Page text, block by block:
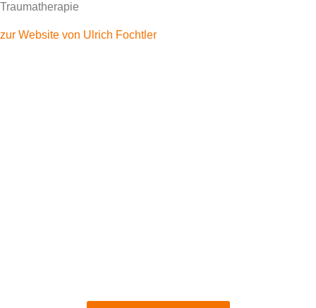
Traumatherapie
zur Website von Ulrich Fochtler